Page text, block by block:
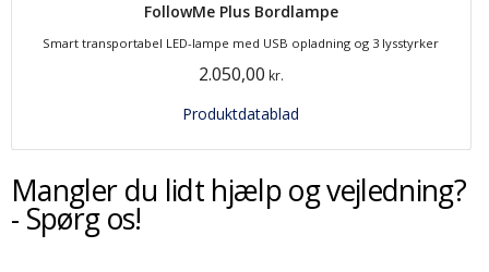
FollowMe Plus Bordlampe
Smart transportabel LED-lampe med USB opladning og 3 lysstyrker
2.050,00 kr.
Produktdatablad
Mangler du lidt hjælp og vejledning?
- Spørg os!